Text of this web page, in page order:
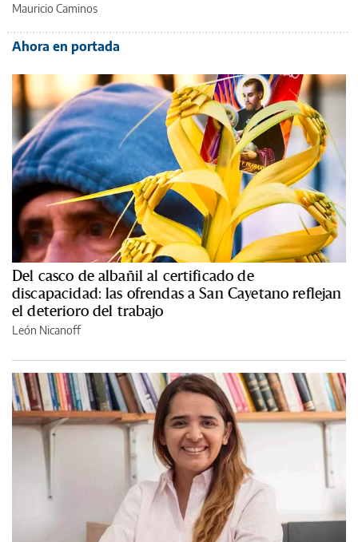
Mauricio Caminos
Ahora en portada
Del casco de albañil al certificado de
discapacidad: las ofrendas a San Cayetano reflejan
el deterioro del trabajo
León Nicanoff